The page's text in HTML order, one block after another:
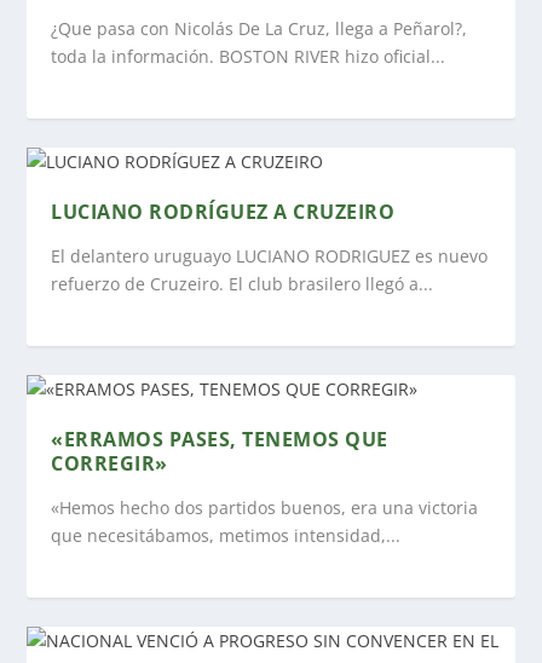
¿Que pasa con Nicolás De La Cruz, llega a Peñarol?,
toda la información. BOSTON RIVER hizo oficial...
LUCIANO RODRÍGUEZ A CRUZEIRO
El delantero uruguayo LUCIANO RODRIGUEZ es nuevo
refuerzo de Cruzeiro. El club brasilero llegó a...
«ERRAMOS PASES, TENEMOS QUE
CORREGIR»
«Hemos hecho dos partidos buenos, era una victoria
que necesitábamos, metimos intensidad,...